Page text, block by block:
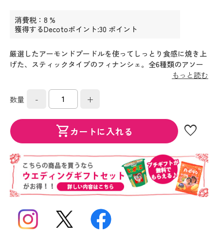
消費税：8 %
獲得するDecotoポイント:30 ポイント
厳選したアーモンドプードルを使ってしっとり食感に焼き上
げた、スティックタイプのフィナンシェ。全6種類のアソー
もっと読む
数量 - +
shopping_cartカートに入れる favorite